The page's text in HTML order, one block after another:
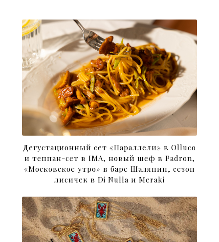
Дегустационный сет «Параллели» в Olluco
и теппан-сет в IMA, новый шеф в Padron,
«Московское утро» в баре Шаляпин, сезон
лисичек в Di Nulla и Meraki